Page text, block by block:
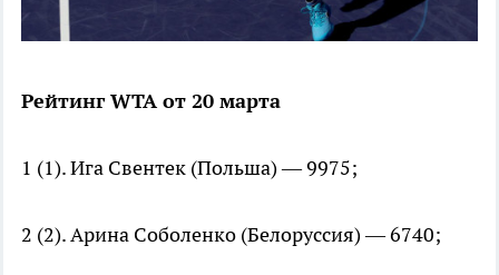
Рейтинг WTA от 20 марта
1 (1). Ига Свентек (Польша) — 9975;
2 (2). Арина Соболенко (Белоруссия) — 6740;